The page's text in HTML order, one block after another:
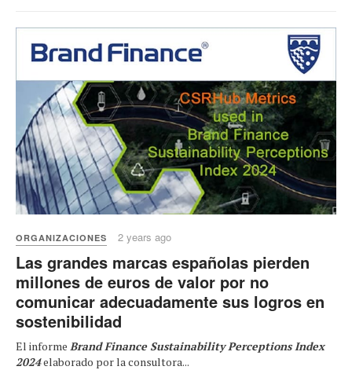
ORGANIZACIONES 2 years ago
Las grandes marcas españolas pierden
millones de euros de valor por no
comunicar adecuadamente sus logros en
sostenibilidad
El informe Brand Finance Sustainability Perceptions Index
2024elaborado por la consultora...